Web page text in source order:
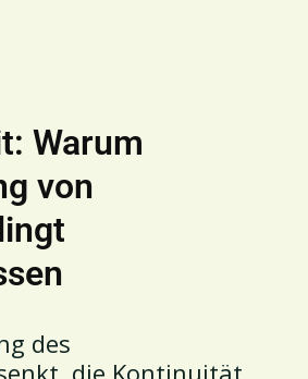
Warum
von
des
die Kontinuität